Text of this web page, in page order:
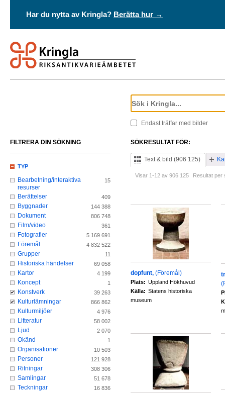
Har du nytta av Kringla? Berätta hur →
Endast träffar med bilder
SÖKRESULTAT FÖR:
Text & bild (906 125)
Visar 1-12 av 906 125 Resultat per
dopfunt, (Föremål)
Plats: Uppland Hökhuvud
Källa: Statens historiska
museum
FILTRERA DIN SÖKNING
TYP
Bearbetning/interaktiva
resurser
15
Berättelser 409
Byggnader 144 388
Dokument 806 748
Film/video 361
Fotografier 5 169 691
Föremål 4 832 522
Grupper 11
Historiska händelser 69 058
Kartor 4 199
Koncept 1
Konstverk 39 263
Kulturlämningar 866 862
Kulturmiljöer 4 976
Litteratur 58 002
Ljud 2 070
Okänd 1
Organisationer 10 503
Personer 121 928
Ritningar 308 306
Samlingar 51 678
Teckningar 16 836